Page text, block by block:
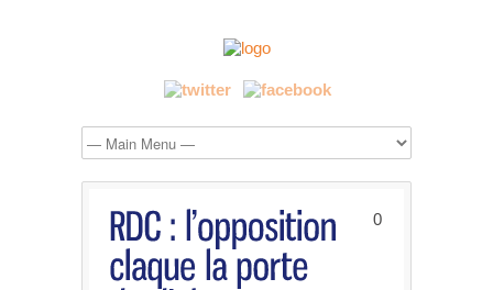
0